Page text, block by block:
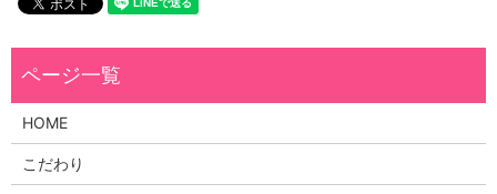
HOME
こだわり